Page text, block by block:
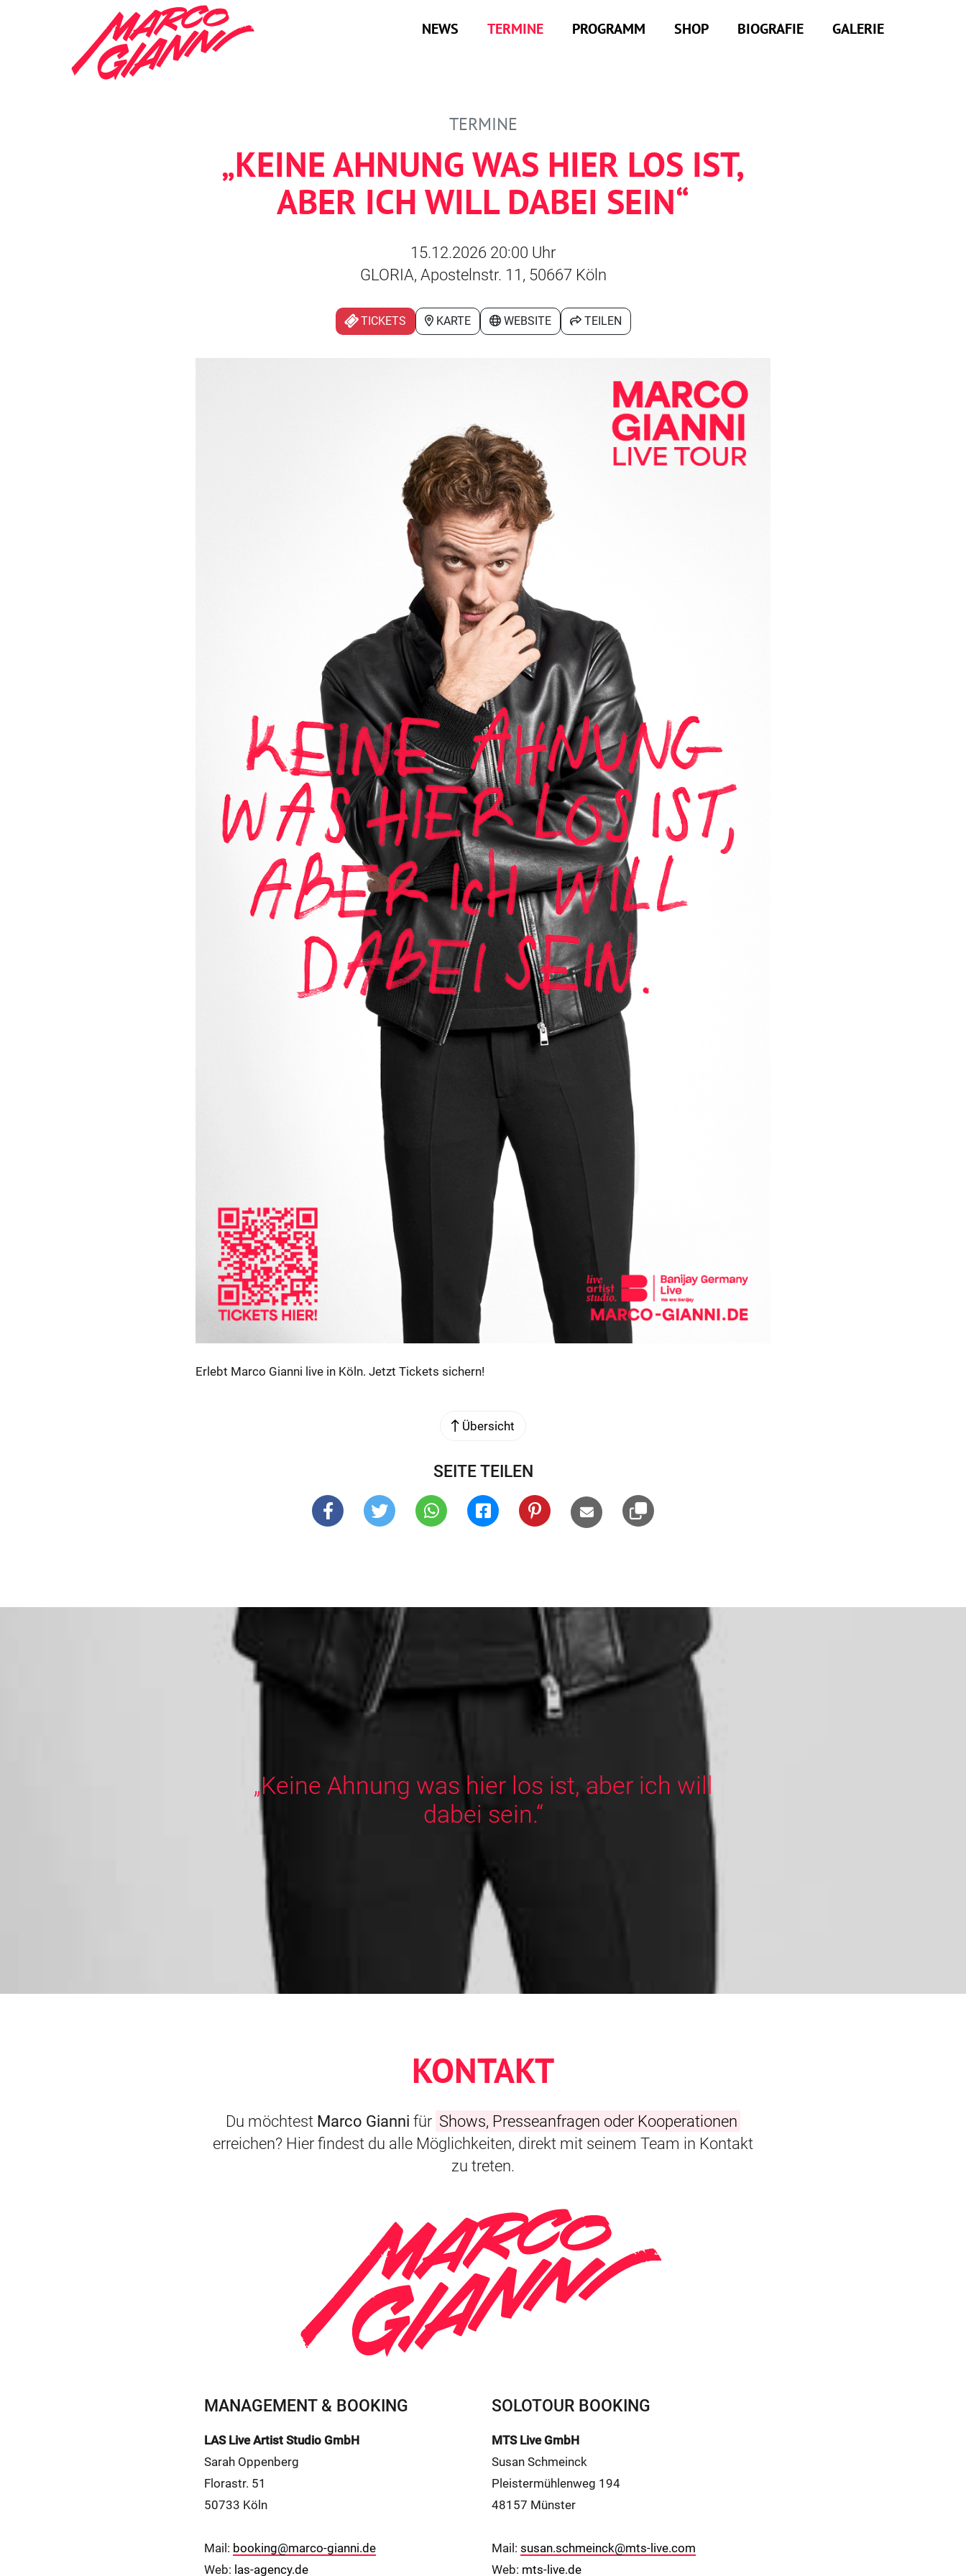
NEWS TERMINE PROGRAMM SHOP BIOGRAFIE GALERIE
TERMINE
„KEINE AHNUNG WAS HIER LOS IST,
ABER ICH WILL DABEI SEIN“
15.12.2026 20:00 Uhr
GLORIA, Apostelnstr. 11, 50667 Köln
TICKETS KARTE WEBSITE TEILEN
Erlebt Marco Gianni live in Köln. Jetzt Tickets sichern!
Übersicht
SEITE TEILEN
„Keine Ahnung was hier los ist, aber ich will
dabei sein.“
KONTAKT
Du möchtest Marco Gianni für Shows, Presseanfragen oder Kooperationen
erreichen? Hier findest du alle Möglichkeiten, direkt mit seinem Team in Kontakt
zu treten.
MANAGEMENT & BOOKING
LAS Live Artist Studio GmbH
Sarah Oppenberg
Florastr. 51
50733 Köln
Mail: booking@marco-gianni.de
Web: las-agency.de
SOLOTOUR BOOKING
MTS Live GmbH
Susan Schmeinck
Pleistermühlenweg 194
48157 Münster
Mail: susan.schmeinck@mts-live.com
Web: mts-live.de